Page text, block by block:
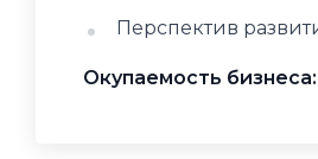
Перспектив
Окупаемость бизнеса: